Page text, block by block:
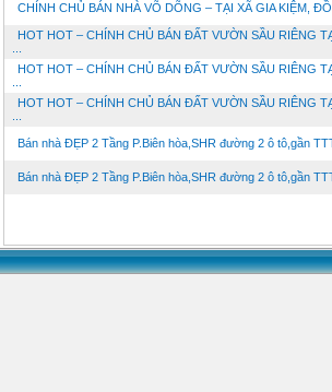
CHÍNH CHỦ BÁN NHÀ VÕ DÕNG – TẠI XÃ GIA KIỆM,
HOT HOT – CHÍNH CHỦ BÁN ĐẤT VƯỜN SẦU RIÊNG
HOT HOT – CHÍNH CHỦ BÁN ĐẤT VƯỜN SẦU RIÊNG
HOT HOT – CHÍNH CHỦ BÁN ĐẤT VƯỜN SẦU RIÊNG
Bán nhà ĐẸP 2 Tầng P.Biên hòa,SHR đường 2 ô tô,gần
Bán nhà ĐẸP 2 Tầng P.Biên hòa,SHR đường 2 ô tô,gần